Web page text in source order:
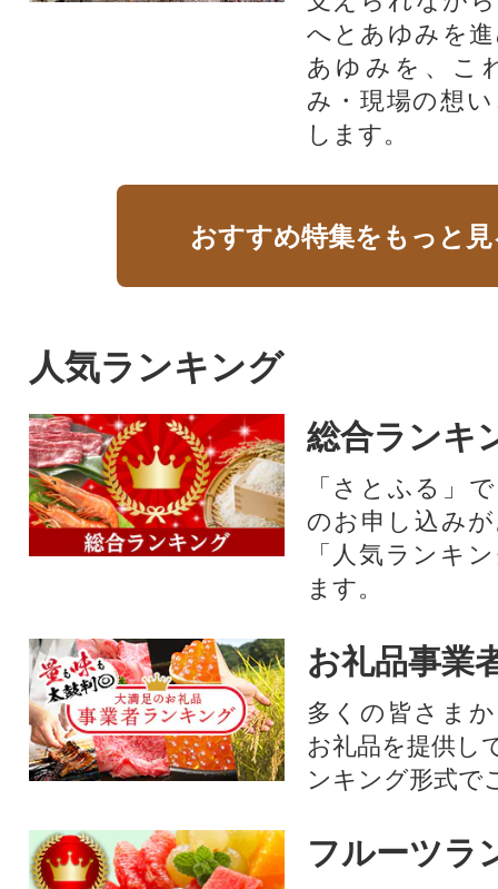
へとあゆみを
あゆみを、こ
み・現場の想
します。
おすすめ特集をもっと
人気ランキング
総合ランキ
「さとふる」
のお申し込み
「人気ランキ
ます。
お礼品事業
多くの皆さま
お礼品を提供し
ンキング形式で
フルーツラ